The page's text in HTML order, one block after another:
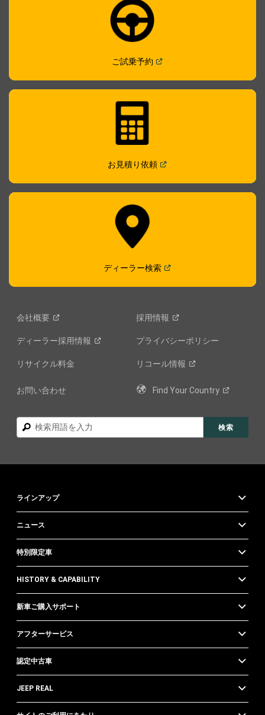
ご試乗予約( Open in a new window
お見積り依頼( Open in a new window
ディーラー検索( Open in a new window
会社概要 採用情報
ディーラー採用情報 プライバシーポリシー
リサイクル料金 リコール情報
お問い合わせ Find YourCountry
検
索
検索
ラインアップ
ニュース
特別限定車
HISTORY & CAPABILITY
新車ご購入サポート
アフターサービス
認定中古車
JEEP REAL